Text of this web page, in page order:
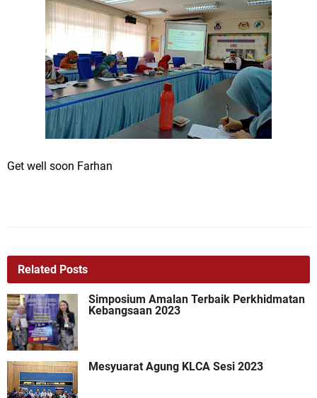
Get well soon Farhan
Related Posts
Simposium Amalan Terbaik Perkhidmatan
Kebangsaan 2023
Mesyuarat Agung KLCA Sesi 2023